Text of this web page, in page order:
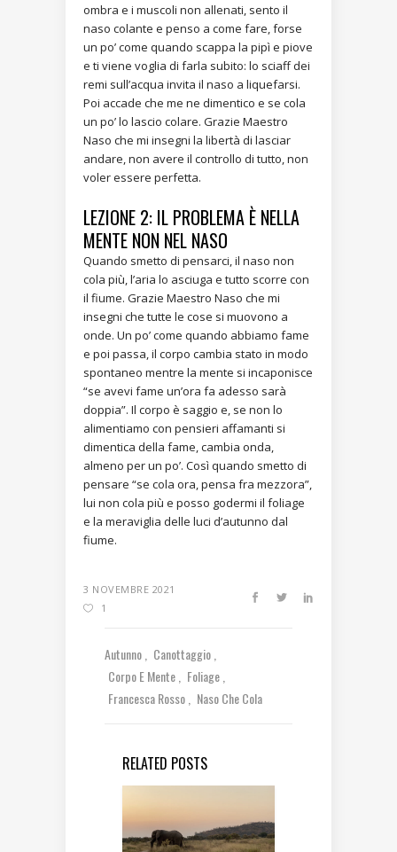
ombra e i muscoli non allenati, sento il
naso colante e penso a come fare, forse
un po’ come quando scappa la pipì e piove
e ti viene voglia di farla subito: lo sciaff dei
remi sull’acqua invita il naso a liquefarsi.
Poi accade che me ne dimentico e se cola
un po’ lo lascio colare. Grazie Maestro
Naso che mi insegni la libertà di lasciar
andare, non avere il controllo di tutto, non
voler essere perfetta.
LEZIONE 2: IL PROBLEMA È NELLA
MENTE NON NEL NASO
Quando smetto di pensarci, il naso non
cola più, l’aria lo asciuga e tutto scorre con
il fiume. Grazie Maestro Naso che mi
insegni che tutte le cose si muovono a
onde. Un po’ come quando abbiamo fame
e poi passa, il corpo cambia stato in modo
spontaneo mentre la mente si incaponisce
“se avevi fame un’ora fa adesso sarà
doppia”. Il corpo è saggio e, se non lo
alimentiamo con pensieri affamanti si
dimentica della fame, cambia onda,
almeno per un po’. Così quando smetto di
pensare “se cola ora, pensa fra mezzora”,
lui non cola più e posso godermi il foliage
e la meraviglia delle luci d’autunno dal
fiume.
3 NOVEMBRE 2021
1
Autunno
Canottaggio
Corpo E Mente
Foliage
Francesca Rosso
Naso Che Cola
RELATED POSTS